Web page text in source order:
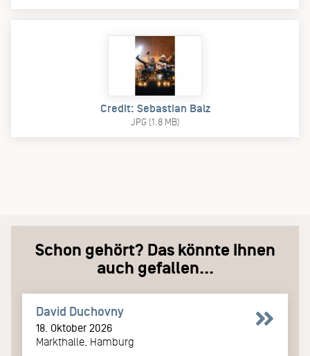
Credit: Sebastian Balz
JPG (1.8 MB)
Schon gehört? Das könnte Ihnen
auch gefallen...
David Duchovny
18. Oktober 2026
Markthalle, Hamburg